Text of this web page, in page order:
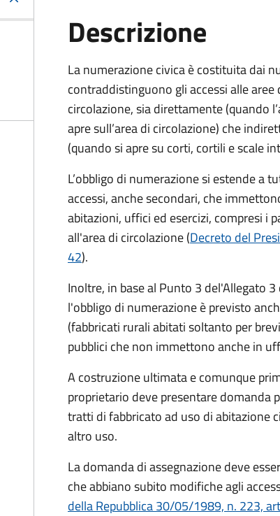
Descrizione
La numerazione civica è costituita dai
contraddistinguono gli accessi alle aree
circolazione, sia direttamente (quando
apre sull’area di circolazione) che
(quando si apre su corti, cortili e scale
L’obbligo di numerazione si estende a
accessi, anche secondari, che
abitazioni, uffici ed esercizi, compresi i
all'area di circolazione (Decreto del
42).
Inoltre, in base al Punto 3 del'Allegato 3
l'obbligo di numerazione è previsto
(fabbricati rurali abitati soltanto per
pubblici che non immettono anche in
A costruzione ultimata e comunque
proprietario deve presentare domanda
tratti di fabbricato ad uso di abitazione
altro uso.
La domanda di assegnazione deve
che abbiano subito modifiche agli
della Repubblica 30/05/1989, n. 223,